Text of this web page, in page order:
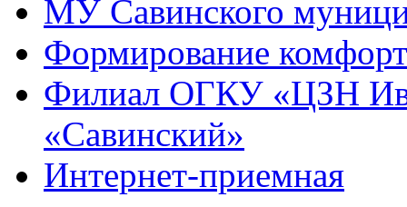
МУ Савинского
Формирование
Филиал ОГКУ «ЦЗН
«Савинский»
Интернет-приемная